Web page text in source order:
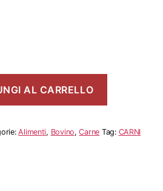
AL CARRELLO
Alimenti, Bovino,Carne Tag: CARNI